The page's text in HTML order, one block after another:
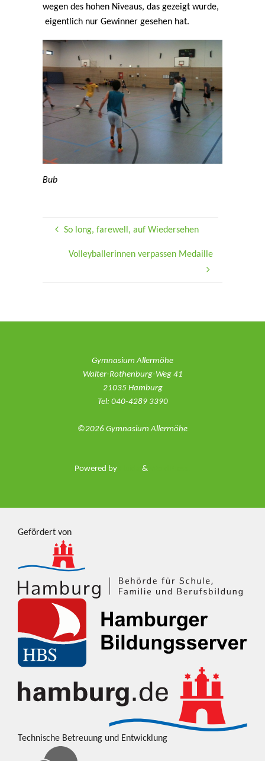
wegen des hohen Niveaus, das gezeigt wurde,
eigentlich nur Gewinner gesehen hat.
Bub
So long, farewell, auf Wiedersehen
Volleyballerinnen verpassen Medaille
Gymnasium Allermöhe
Walter-Rothenburg-Weg 41
21035 Hamburg
Tel: 040-4289 3390
©2026 Gymnasium Allermöhe
Powered by &
Gefördert von
Technische Betreuung und Entwicklung